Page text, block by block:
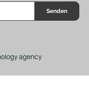
agency
Senden